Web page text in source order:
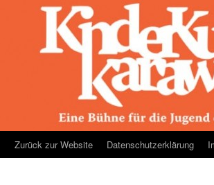
ZumZurück zur Website Datenschutzerklärung